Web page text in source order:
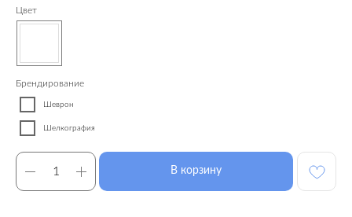
Цвет
Брендирование
Шеврон
Шелкография
В корзину